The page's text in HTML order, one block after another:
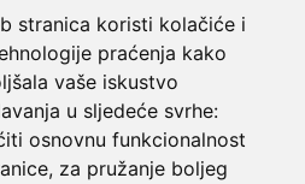
stranica koristi kolačiće i
praćenja kako
vaše iskustvo
u sljedeće svrhe:
osnovnu funkcionalnost
, za pružanje boljeg
za novac
plaćanje